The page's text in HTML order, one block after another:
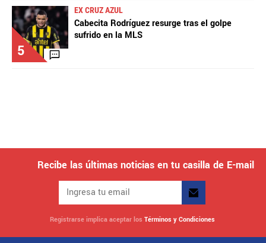
5
EX CRUZ AZUL
Cabecita Rodríguez resurge tras el golpe
sufrido en la MLS
Recibe las últimas noticias en tu casilla de E-mail
Registrarse implica aceptar los Términos y Condiciones